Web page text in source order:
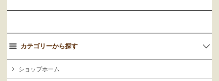
カテゴリーから探す
ショップホーム